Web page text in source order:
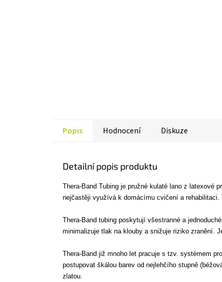
Popis Hodnocení Diskuze
Detailní popis produktu
Thera-Band Tubing je pružné kulaté lano z latexové
nejčastěji využívá k domácímu cvičení a rehabilitaci.
Thera-Band tubing poskytují všestranné a
minimalizuje tlak na klouby a snižuje riziko zranění.
Thera-Band již mnoho let pracuje s tzv. systémem
postupovat škálou barev od nejlehčího stupně
zlatou.